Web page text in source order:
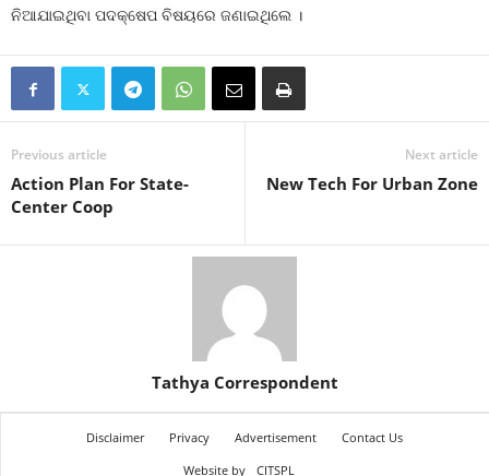
ନିଆଯାଇଥିବା ପଦକ୍ଷେପ ବିଷୟରେ ଜଣାଇଥିଲେ ।
Previous article
Action Plan For State-
Center Coop
Next article
New Tech For Urban Zone
Tathya Correspondent
Disclaimer Privacy Advertisement
Contact Us
Website by
CITSPL